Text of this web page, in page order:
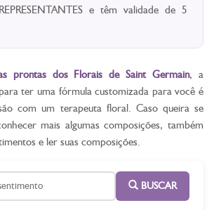
e têm validade de 5
prontas dos Florais de Saint Germain, a
ter uma fórmula customizada para você é
com um terapeuta floral. Caso queira se
mais algumas composições, também
e ler suas composições.
BUSCAR